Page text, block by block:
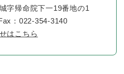
字帰命院下一19番地の1
：022-354-3140
はこちら